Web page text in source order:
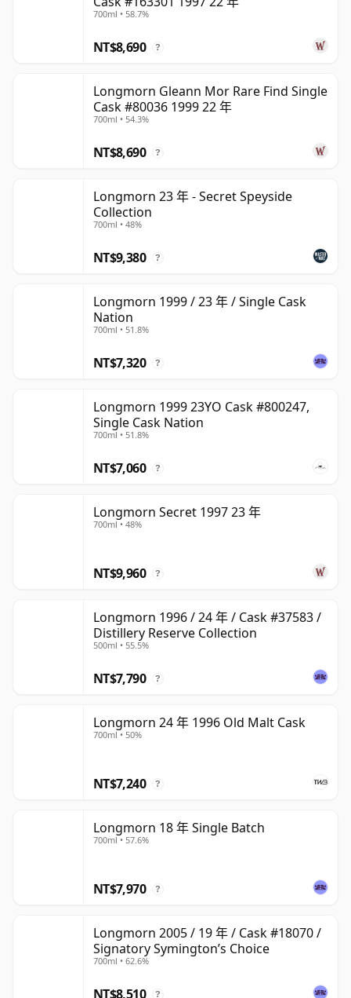
700ml • 58.7%
NT$8,690 ?
Longmorn Gleann Mor Rare Find Single
Cask #80036 1999 22 年
700ml • 54.3%
NT$8,690 ?
Longmorn 23 年 - Secret Speyside
Collection
700ml • 48%
NT$9,380 ?
Longmorn 1999 / 23 年 / Single Cask
Nation
700ml • 51.8%
NT$7,320 ?
Longmorn 1999 23YO Cask #800247,
Single Cask Nation
700ml • 51.8%
NT$7,060 ?
Longmorn Secret 1997 23 年
700ml • 48%
NT$9,960 ?
Longmorn 1996 / 24 年 / Cask #37583 /
Distillery Reserve Collection
500ml • 55.5%
NT$7,790 ?
Longmorn 24 年 1996 Old Malt Cask
700ml • 50%
NT$7,240 ?
Longmorn 18 年 Single Batch
700ml • 57.6%
NT$7,970 ?
Longmorn 2005 / 19 年 / Cask #18070 /
Signatory Symington’s Choice
700ml • 62.6%
NT$8,510 ?